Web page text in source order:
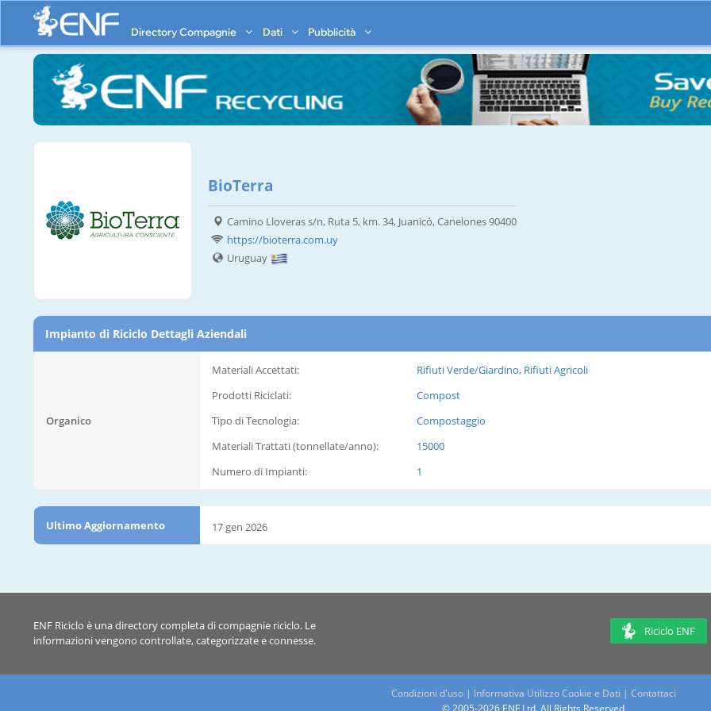
Directory Compagnie Dati Pubblicità
BioTerra
Camino Lloveras s/n, Ruta 5, km. 34, Juanicó, Canelones 90400
https://bioterra.com.uy
Uruguay
Impianto di Riciclo Dettagli Aziendali
Organico
Materiali Accettati:
Rifiuti Verde/Giardino, Rifiuti Agricoli
Prodotti Riciclati:
Compost
Tipo di Tecnologia:
Compostaggio
Materiali Trattati (tonnellate/anno):
15000
Numero di Impianti:
1
Ultimo Aggiornamento 17 gen 2026
ENF Riciclo è una directory completa di compagnie riciclo. Le
informazioni vengono controllate, categorizzate e connesse.
Riciclo ENF
Condizioni d'uso| Informativa Utilizzo Cookie e Dati | Contattaci
© 2005-2026 ENF Ltd. All Rights Reserved